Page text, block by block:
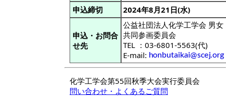
申込締切
2024年8月21日(水)
申込・お問合
せ先
公益社団法人化学工学会 男女
共同参画委員会
TEL ：03-6801-5563(代)
E-mail:
化学工学会第55回秋季大会実行委員会
問い合わせ・よくあるご質問